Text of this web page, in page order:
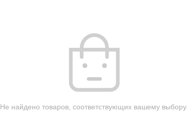
Не найдено товаров, соответствующих вашему выбору.